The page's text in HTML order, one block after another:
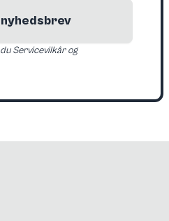
Servicevilkår og